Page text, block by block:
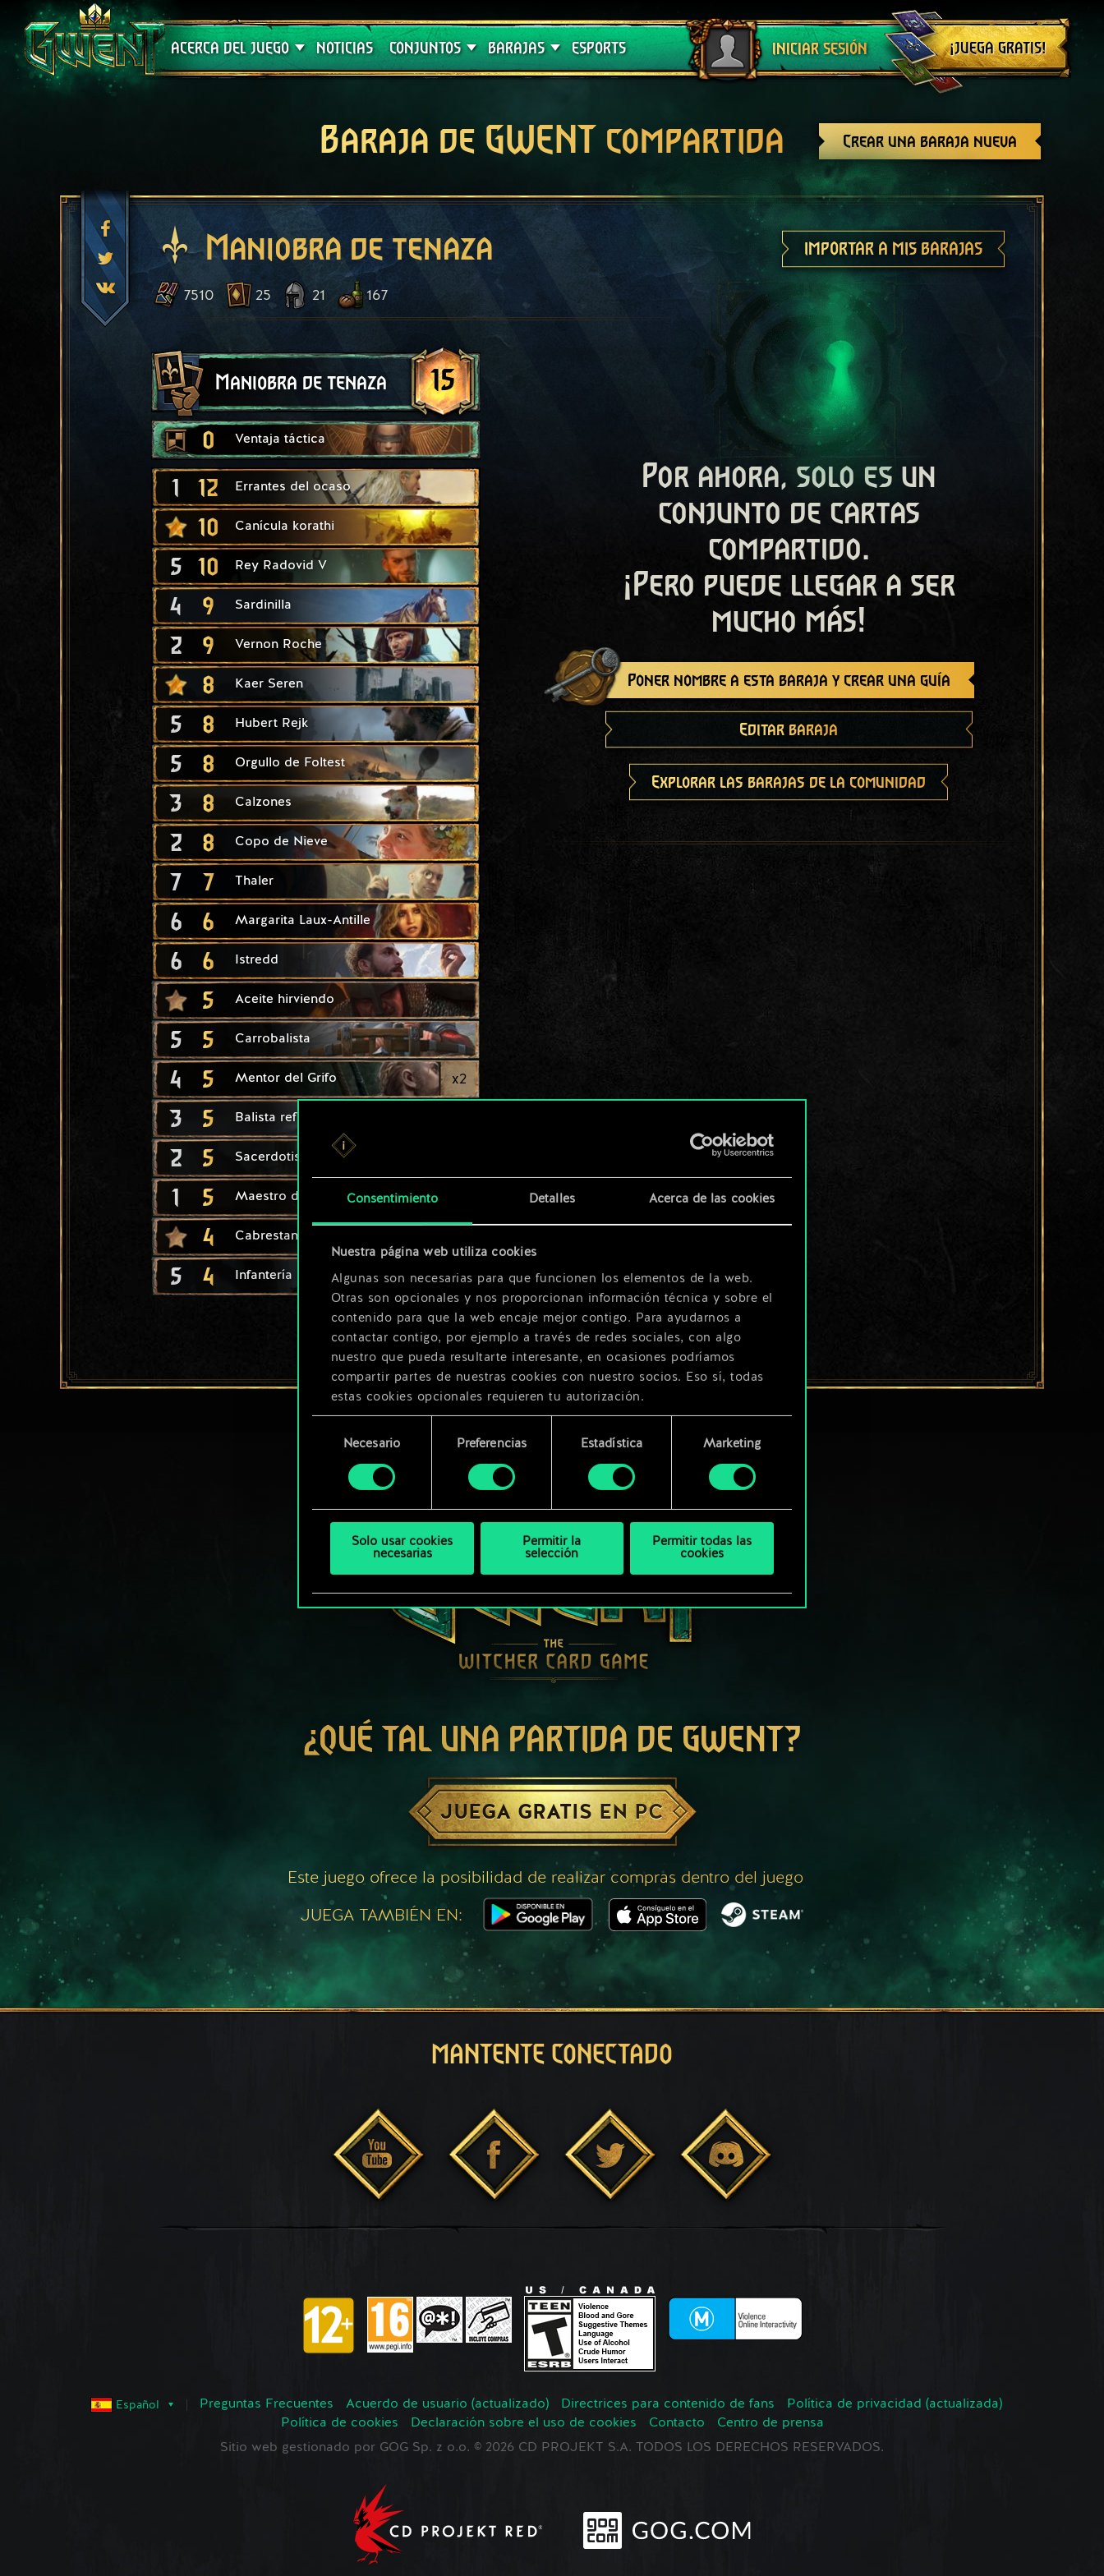
Consentimiento Detalles Acerca de las cookies
Nuestra página web utiliza cookies
Algunas son necesarias para que funcionen los elementos de la web.
Otras son opcionales y nos proporcionan información técnica y sobre el
contenido para que la web encaje mejor contigo. Para ayudarnos a
contactar contigo, por ejemplo a través de redes sociales, con algo
nuestro que pueda resultarte interesante, en ocasiones podríamos
compartir partes de nuestras cookies con nuestro socios. Eso sí, todas
estas cookies opcionales requieren tu autorización.
Encontrarás todos los detalles sobre nuestro uso de las cookies y
más abajo.
consentimiento
Necesario Preferencias Estadística Marketing
Solo usar cookies
necesarias
Permitir la
selección
Permitir todas las
cookies
ACERCA DEL JUEGO
Soporte técnico
NOTICIAS CONJUNTOS
Crimson Curse
BARAJAS
Guías de barajas
ESPORTS INICIAR SESIÓN
Cerrar sesión
¡JUEGA GRATIS!
Crear una baraja nueva
Baraja de GWENT compartida
Maniobra de tenaza IMPORTAR A MIS BARAJAS
7510 25 21 167
Maniobra de tenaza 15
0 Ventaja táctica
1 12 Errantes del ocaso
10 Canícula korathi
5 10 Rey Radovid V
4 9 Sardinilla
2 9 Vernon Roche
8 Kaer Seren
5 8 Hubert Rejk
5 8 Orgullo de Foltest
3 8 Calzones
2 8 Copo de Nieve
7 7 Thaler
6 6 Margarita Laux-Antille
6 6 Istredd
5 Aceite hirviendo
5 5 Carrobalista
4 5 Mentor del Grifo x2
3 5 Balista reforzada
2 5 Sacerdotisa itinerante
1 5 Maestro de asedios
4 Cabrestante
5 4 Infantería de Tridam
Por ahora, solo es un
conjunto de cartas
compartido.
¡Pero puede llegar a ser
mucho más!
Poner nombre a esta baraja y crear una guía
Editar baraja
Explorar las barajas de la comunidad
¿QUÉ TAL UNA PARTIDA DE GWENT?
JUEGA GRATIS EN PC
Este juego ofrece la posibilidad de realizar compras dentro del juego
JUEGA TAMBIÉN EN:
MANTENTE CONECTADO
Español Preguntas Frecuentes Acuerdo de usuario (actualizado) Directrices para contenido de fans
Política de privacidad (actualizada)
Política de cookies
Declaración sobre el uso de cookies Contacto
Centro de prensa
Sitio web gestionado por GOG Sp. z o.o. © 2026 CD PROJEKT S.A. TODOS LOS DERECHOS RESERVADOS.